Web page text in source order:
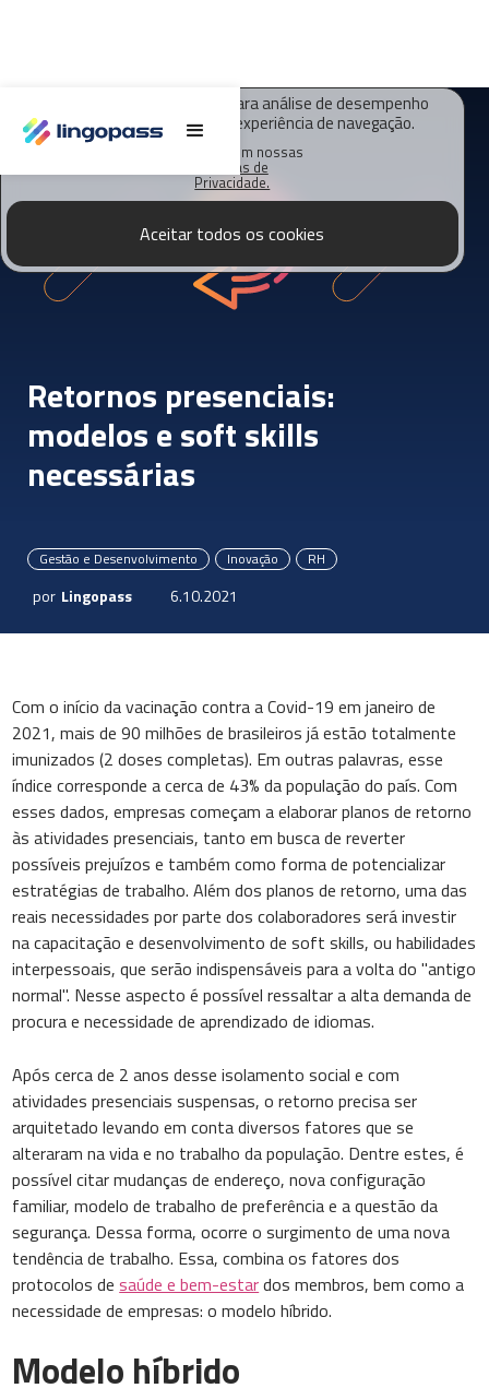
O Lingopass utiliza cookies para análise de desempenho
deste site e melhorar sua experiência de navegação.
Saiba mais em nossas
Políticas de
Privacidade.
Aceitar todos os cookies
Retornos presenciais:
modelos e soft skills
necessárias
Gestão e Desenvolvimento Inovação RH
por Lingopass 6.10.2021
Com o início da vacinação contra a Covid-19 em janeiro de
2021, mais de 90 milhões de brasileiros já estão totalmente
imunizados (2 doses completas). Em outras palavras, esse
índice corresponde a cerca de 43% da população do país. Com
esses dados, empresas começam a elaborar planos de retorno
às atividades presenciais, tanto em busca de reverter
possíveis prejuízos e também como forma de potencializar
estratégias de trabalho. Além dos planos de retorno, uma das
reais necessidades por parte dos colaboradores será investir
na capacitação e desenvolvimento de soft skills, ou habilidades
interpessoais, que serão indispensáveis para a volta do "antigo
normal". Nesse aspecto é possível ressaltar a alta demanda de
procura e necessidade de aprendizado de idiomas.
Após cerca de 2 anos desse isolamento social e com
atividades presenciais suspensas, o retorno precisa ser
arquitetado levando em conta diversos fatores que se
alteraram na vida e no trabalho da população. Dentre estes, é
possível citar mudanças de endereço, nova configuração
familiar, modelo de trabalho de preferência e a questão da
segurança. Dessa forma, ocorre o surgimento de uma nova
tendência de trabalho. Essa, combina os fatores dos
protocolos desaúde e bem-estardos membros, bem como a
necessidade de empresas: o modelo híbrido.
Modelo híbrido